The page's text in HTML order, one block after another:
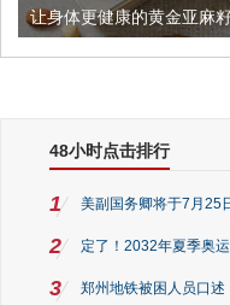
让身体更健康的黄金亚麻
48小时点击排行
1 美副国务卿将于7月25
2 定了！2032年夏季奥
3 郑州地铁被困人员口